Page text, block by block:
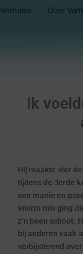
Verhalen Over
Ik
Hij maakte vier
tijdens de derde
een manie en
enorm mis ging
z’n been schoot.
bij anderen vaak
verbijsterend